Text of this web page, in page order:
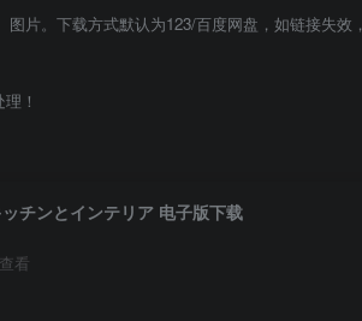
片。下载方式默认为123/百度网盘，如链接失效
！
チンとインテリア 电子版下载
看